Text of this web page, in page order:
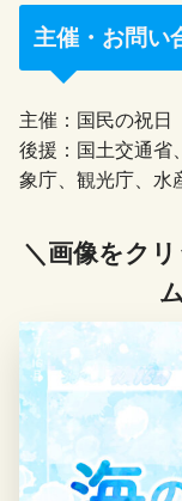
主催・お問い
主催：国民の祝日
後援：国土交通省
象庁、観光庁、水
＼画像をク